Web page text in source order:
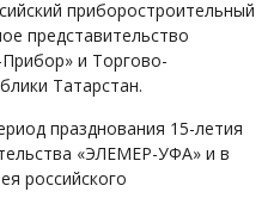
приборостроительный
представительство
и Торгово-
Татарстан.
празднования 15-летия
«ЭЛЕМЕР-УФА» и в
российского